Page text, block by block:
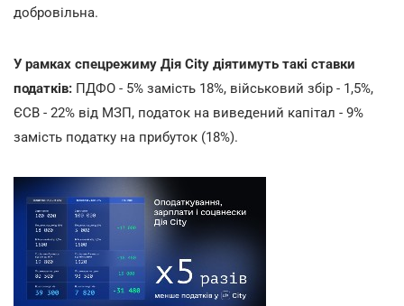
добровільна.
У рамках спецрежиму Дія City діятимуть такі ставки
податків: ПДФО - 5% замість 18%, військовий збір - 1,5%,
ЄСВ - 22% від МЗП, податок на виведений капітал - 9%
замість податку на прибуток (18%).